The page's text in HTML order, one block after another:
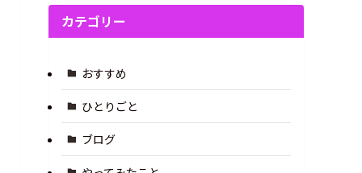
カテゴリー
おすすめ
ひとりごと
ブログ